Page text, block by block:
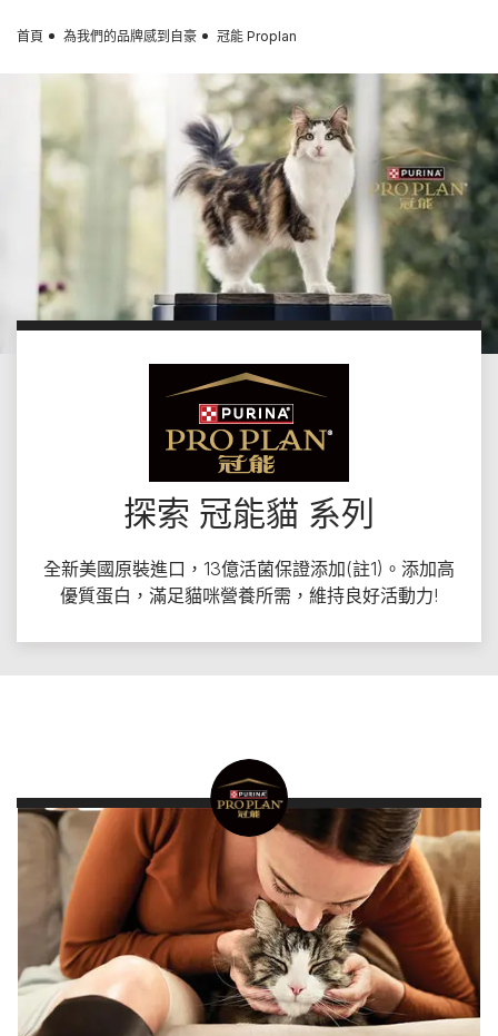
首頁 為我們的品牌感到自豪 冠能 Proplan
探索 冠能貓 系列
全新美國原裝進口，13億活菌保證添加(註1)。添加高
優質蛋白，滿足貓咪營養所需，維持良好活動力!